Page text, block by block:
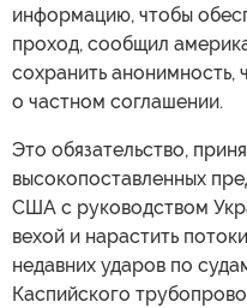
информацию, чтобы
проход, сообщил
сохранить анонимность,
о частном соглашении.
Это обязательство,
высокопоставленных
США с руководством
вехой и нарастить
недавних ударов по
Каспийского